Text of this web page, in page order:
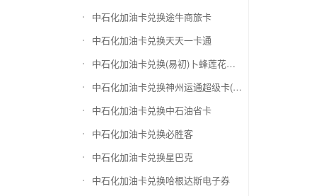
中石化加油卡兑换途牛商旅卡
中石化加油卡兑换天天一卡通
中石化加油卡兑换(易初)卜蜂莲花礼品卡
中石化加油卡兑换神州运通超级卡(运通网购卡)
中石化加油卡兑换中石油省卡
中石化加油卡兑换必胜客
中石化加油卡兑换星巴克
中石化加油卡兑换哈根达斯电子券